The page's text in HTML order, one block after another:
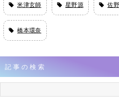
米津玄師 星野源 佐
橋本環奈
記事の検索